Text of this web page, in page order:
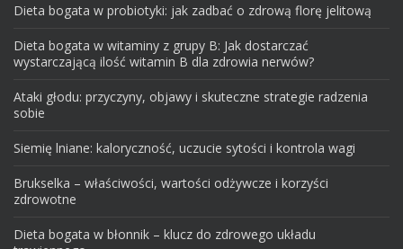
Dieta bogata w probiotyki: jak zadbać o zdrową florę jelitową
Dieta bogata w witaminy z grupy B: Jak dostarczać
wystarczającą ilość witamin B dla zdrowia nerwów?
Ataki głodu: przyczyny, objawy i skuteczne strategie radzenia
sobie
Siemię lniane: kaloryczność, uczucie sytości i kontrola wagi
Brukselka – właściwości, wartości odżywcze i korzyści
zdrowotne
Dieta bogata w błonnik – klucz do zdrowego układu